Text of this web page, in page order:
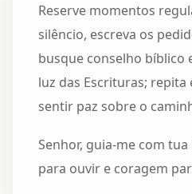
Reserve momentos
silêncio, escreva os
busque conselho bíblico
luz das Escrituras; repita
sentir paz sobre o
Senhor, guia-me com
para ouvir e coragem